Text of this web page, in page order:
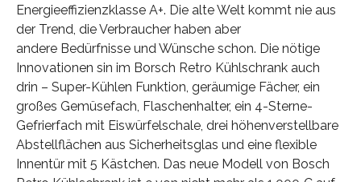
Energieeffizienzklasse A+. Die alte Welt kommt nie aus
der Trend, die Verbraucher haben aber
andere Bedürfnisse und Wünsche schon. Die nötige
Innovationen sin im Borsch Retro Kühlschrank auch
drin – Super-Kühlen Funktion, geräumige Fächer, ein
großes Gemüsefach, Flaschenhalter, ein 4-Sterne-
Gefrierfach mit Eiswürfelschale, drei höhenverstellbare
Abstellflächen aus Sicherheitsglas und eine flexible
Innentür mit 5 Kästchen. Das neue Modell von Bosch